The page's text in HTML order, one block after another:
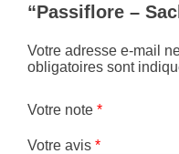
“Passiflore –
Votre adresse e-mail
obligatoires sont
Votre note *
Votre avis *